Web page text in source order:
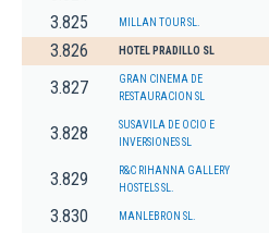
3.825 MILLAN TOUR SL.
3.826 HOTEL PRADILLO SL
3.827
GRAN CINEMA DE
RESTAURACION SL
3.828
SUSAVILA DE OCIO E
INVERSIONES SL
3.829
R&C RIHANNA GALLERY
HOSTELS SL.
3.830 MANLEBRON SL.